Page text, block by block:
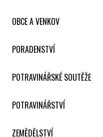
OBCE A VENKOV
PORADENSTVÍ
POTRAVINÁŘSKÉ SOUTĚŽE
POTRAVINÁŘSTVÍ
ZEMĚDĚLSTVÍ